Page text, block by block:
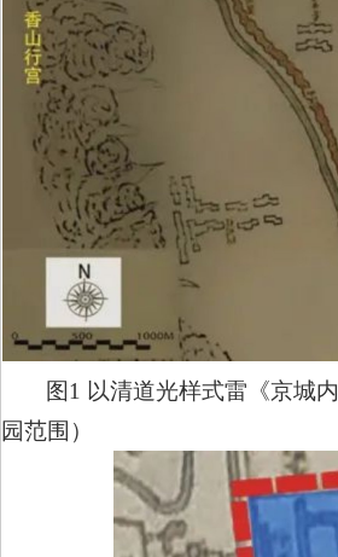
图1 以清道光样式雷《京城
园范围）